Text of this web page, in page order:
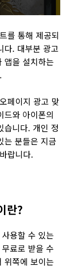
를 통해 제공되
다. 대부분 광고
앱을 설치하는
페이지 광고 맞
드와 아이폰의
습니다. 개인 정
는 분들은 지금
랍니다.
란?
용할 수 있는
료로 받을 수
위쪽에 보이는